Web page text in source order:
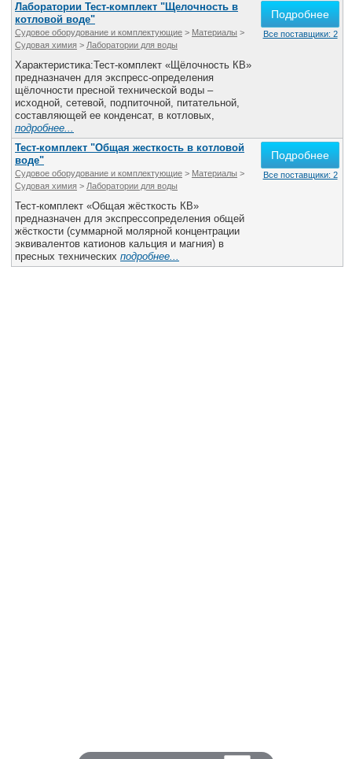
Лаборатории Тест-комплект "Щелочность в
котловой воде"
Судовое оборудование и комплектующие > Материалы >
Судовая химия > Лаборатории для воды
Характеристика:Тест-комплект «Щёлочность КВ»
предназначен для экспресс-определения
щёлочности пресной технической воды –
исходной, сетевой, подпиточной, питательной,
составляющей ее конденсат, в котловых,
подробнее...
Подробнее
Все поставщики: 2
Тест-комплект "Общая жесткость в котловой
воде"
Судовое оборудование и комплектующие > Материалы >
Судовая химия > Лаборатории для воды
Тест-комплект «Общая жёсткость КВ»
предназначен для экспрессопределения общей
жёсткости (суммарной молярной концентрации
эквивалентов катионов кальция и магния) в
пресных технических подробнее...
Подробнее
Все поставщики: 2